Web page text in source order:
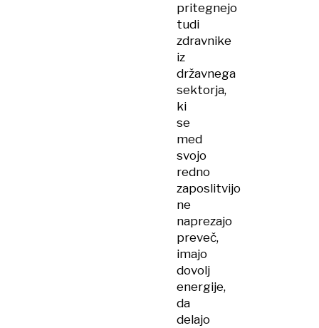
pritegnejo
tudi
zdravnike
iz
državnega
sektorja,
ki
se
med
svojo
redno
zaposlitvijo
ne
naprezajo
preveč,
imajo
dovolj
energije,
da
delajo